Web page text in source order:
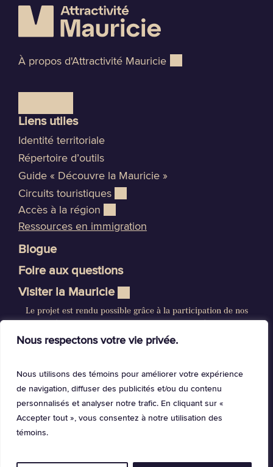
Nous respectons votre vie privée.
Nous utilisons des témoins pour améliorer votre expérience
de navigation, diffuser des publicités et/ou du contenu
personnalisés et analyser notre trafic. En cliquant sur «
Accepter tout », vous consentez à notre utilisation des
témoins.
À propos d'Attractivité Mauricie
Liens utiles
Identité territoriale
Répertoire d’outils
Guide « Découvre la Mauricie »
Circuits touristiques
Accès à la région
Ressources en immigration
Blogue
Foire aux questions
Visiter la Mauricie
Le projet est rendu possible grâce à la participation de nos